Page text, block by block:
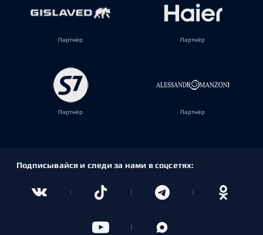
Партнёр Партнёр
Партнёр Партнёр
Подписывайся и следи за нами в соцсетях: